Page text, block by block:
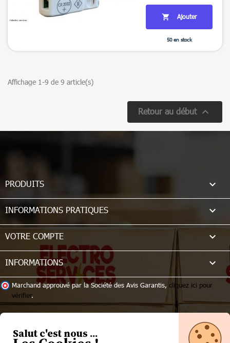
 Ajouter
50 en stock
Affichage 1-9 de 9 article(s)
Retour au début 
PRODUITS 
INFORMATIONS PRATIQUES 
VOTRE COMPTE 
INFORMATIONS keyboard_arrow_down
Salut c'est nous ...
Marchand approuvé par la Société des Avis Garantis, cliquez ici pour
vérifier.